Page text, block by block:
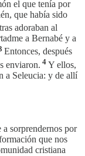
el que tenía por
que había sido
adoraban al
a Bernabé y a
Entonces, después
enviaron. 4 Y ellos,
a Seleucia: y de allí
sorprendernos por
que nos
cristiana